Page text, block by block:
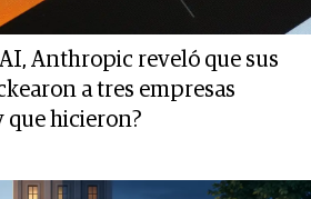
Anthropic reveló que sus
a tres empresas
que hicieron?